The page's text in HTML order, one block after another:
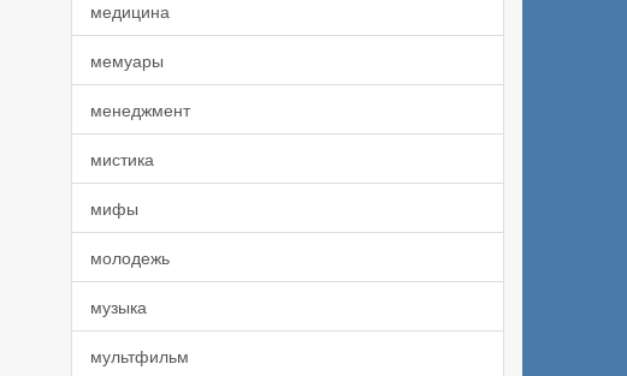
медицина
мемуары
менеджмент
мистика
мифы
молодежь
музыка
мультфильм